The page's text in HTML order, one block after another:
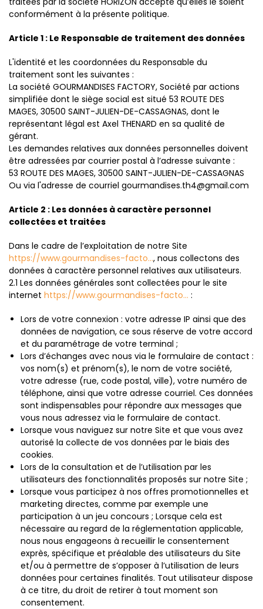
conformément à la présente politique.
Article 1 : Le Responsable de traitement des données
L'identité et les coordonnées du Responsable du
traitement sont les suivantes :
La société GOURMANDISES FACTORY, Société par actions
simplifiée dont le siège social est situé 53 ROUTE DES
MAGES, 30500 SAINT-JULIEN-DE-CASSAGNAS, dont le
représentant légal est Axel THENARD en sa qualité de
gérant.
Les demandes relatives aux données personnelles doivent
être adressées par courrier postal à l’adresse suivante :
53 ROUTE DES MAGES, 30500 SAINT-JULIEN-DE-CASSAGNAS
Ou via l'adresse de courriel gourmandises.th4@gmail.com
Article 2 : Les données à caractère personnel
collectées et traitées
Dans le cadre de l’exploitation de notre Site
https://www.gourmandises-facto..., nous collectons des
données à caractère personnel relatives aux utilisateurs.
2.1 Les données générales sont collectées pour le site
internet https://www.gourmandises-facto... :
Lors de votre connexion : votre adresse IP ainsi que des
données de navigation, ce sous réserve de votre accord
et du paramétrage de votre terminal ;
Lors d’échanges avec nous via le formulaire de contact :
vos nom(s) et prénom(s), le nom de votre société,
votre adresse (rue, code postal, ville), votre numéro de
téléphone, ainsi que votre adresse courriel. Ces données
sont indispensables pour répondre aux messages que
vous nous adressez via le formulaire de contact.
Lorsque vous naviguez sur notre Site et que vous avez
autorisé la collecte de vos données par le biais des
cookies.
Lors de la consultation et de l’utilisation par les
utilisateurs des fonctionnalités proposés sur notre Site ;
Lorsque vous participez à nos offres promotionnelles et
marketing directes, comme par exemple une
participation à un jeu concours ; Lorsque cela est
nécessaire au regard de la réglementation applicable,
nous nous engageons à recueillir le consentement
exprès, spécifique et préalable des utilisateurs du Site
et/ou à permettre de s’opposer à l’utilisation de leurs
données pour certaines finalités. Tout utilisateur dispose
à ce titre, du droit de retirer à tout moment son
consentement.